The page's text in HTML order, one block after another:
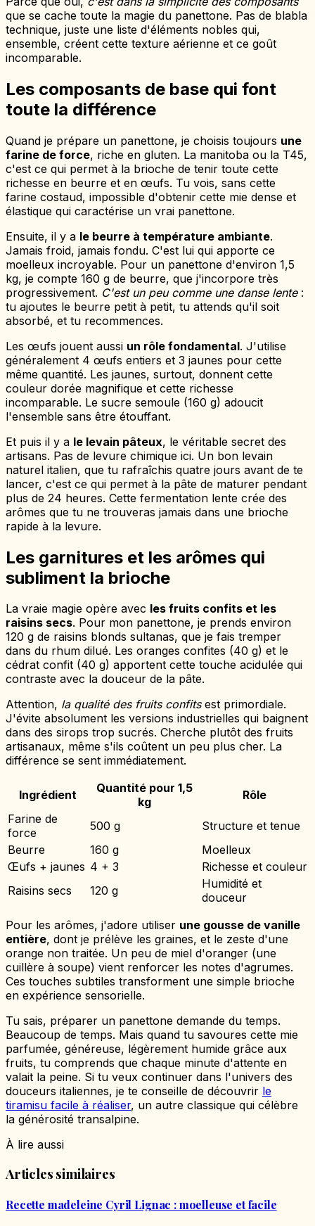
que se cache toute la magie du panettone. Pas de blabla
technique, juste une liste d'éléments nobles qui,
ensemble, créent cette texture aérienne et ce goût
incomparable.
Les composants de base qui font
toute la différence
Quand je prépare un panettone, je choisis toujours une
farine de force, riche en gluten. La manitoba ou la T45,
c'est ce qui permet à la brioche de tenir toute cette
richesse en beurre et en œufs. Tu vois, sans cette
farine costaud, impossible d'obtenir cette mie dense et
élastique qui caractérise un vrai panettone.
Ensuite, il y a le beurre à température ambiante.
Jamais froid, jamais fondu. C'est lui qui apporte ce
moelleux incroyable. Pour un panettone d'environ 1,5
kg, je compte 160 g de beurre, que j'incorpore très
progressivement. C'est un peu comme une danse lente:
tu ajoutes le beurre petit à petit, tu attends qu'il soit
absorbé, et tu recommences.
Les œufs jouent aussi un rôle fondamental. J'utilise
généralement 4 œufs entiers et 3 jaunes pour cette
même quantité. Les jaunes, surtout, donnent cette
couleur dorée magnifique et cette richesse
incomparable. Le sucre semoule (160 g) adoucit
l'ensemble sans être étouffant.
Et puis il y a le levain pâteux, le véritable secret des
artisans. Pas de levure chimique ici. Un bon levain
naturel italien, que tu rafraîchis quatre jours avant de te
lancer, c'est ce qui permet à la pâte de maturer pendant
plus de 24 heures. Cette fermentation lente crée des
arômes que tu ne trouveras jamais dans une brioche
rapide à la levure.
Les garnitures et les arômes qui
subliment la brioche
La vraie magie opère avec les fruits confits et les
raisins secs. Pour mon panettone, je prends environ
120 g de raisins blonds sultanas, que je fais tremper
dans du rhum dilué. Les oranges confites (40 g) et le
cédrat confit (40 g) apportent cette touche acidulée qui
contraste avec la douceur de la pâte.
Attention, la qualité des fruits confitsest primordiale.
J'évite absolument les versions industrielles qui baignent
dans des sirops trop sucrés. Cherche plutôt des fruits
artisanaux, même s'ils coûtent un peu plus cher. La
différence se sent immédiatement.
Ingrédient
Quantité pour 1,5
kg
Rôle
Farine de
force
500 g
Structure et tenue
Beurre
160 g
Moelleux
Œufs + jaunes 4 + 3
Richesse et couleur
Raisins secs
120 g
Humidité et
douceur
Pour les arômes, j'adore utiliser une gousse de vanille
entière, dont je prélève les graines, et le zeste d'une
orange non traitée. Un peu de miel d'oranger (une
cuillère à soupe) vient renforcer les notes d'agrumes.
Ces touches subtiles transforment une simple brioche
en expérience sensorielle.
Tu sais, préparer un panettone demande du temps.
Beaucoup de temps. Mais quand tu savoures cette mie
parfumée, généreuse, légèrement humide grâce aux
fruits, tu comprends que chaque minute d'attente en
valait la peine. Si tu veux continuer dans l'univers des
douceurs italiennes, je te conseille de découvrir le
tiramisu facile à réaliser, un autre classique qui célèbre
la générosité transalpine.
À lire aussi
Articles similaires
Recette madeleine Cyril Lignac : moelleuse et facile